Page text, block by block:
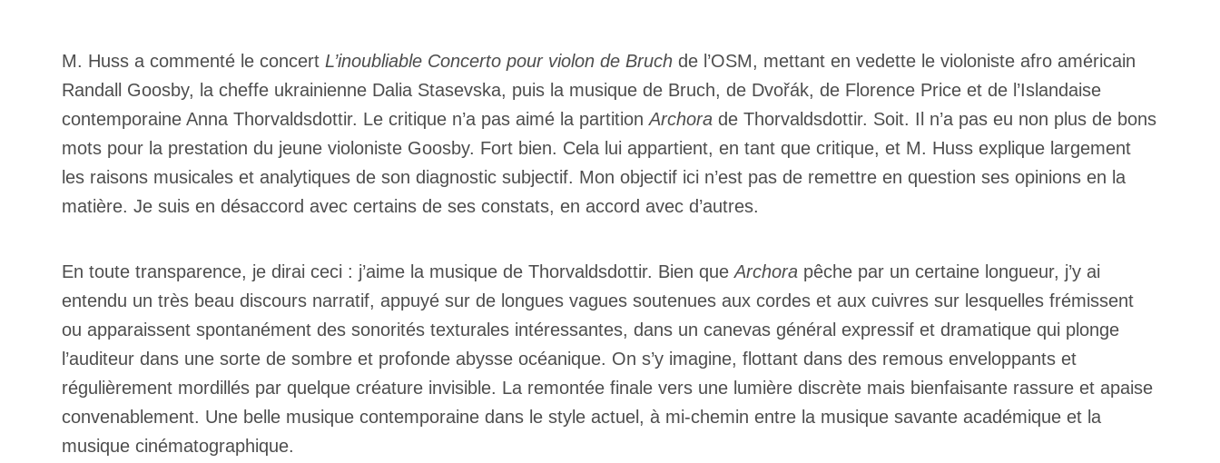
M. Huss a commenté le concert L’inoubliable Concerto pour violon de Bruch de l’OSM, mettant en vedette le violoniste afro américain
Randall Goosby, la cheffe ukrainienne Dalia Stasevska, puis la musique de Bruch, de Dvořák, de Florence Price et de l’Islandaise
contemporaine Anna Thorvaldsdottir. Le critique n’a pas aimé la partition Archora de Thorvaldsdottir. Soit. Il n’a pas eu non plus de bons
mots pour la prestation du jeune violoniste Goosby. Fort bien. Cela lui appartient, en tant que critique, et M. Huss explique largement
les raisons musicales et analytiques de son diagnostic subjectif. Mon objectif ici n’est pas de remettre en question ses opinions en la
matière. Je suis en désaccord avec certains de ses constats, en accord avec d’autres.
En toute transparence, je dirai ceci : j’aime la musique de Thorvaldsdottir. Bien que Archora pêche par un certaine longueur, j’y ai
entendu un très beau discours narratif, appuyé sur de longues vagues soutenues aux cordes et aux cuivres sur lesquelles frémissent
ou apparaissent spontanément des sonorités texturales intéressantes, dans un canevas général expressif et dramatique qui plonge
l’auditeur dans une sorte de sombre et profonde abysse océanique. On s’y imagine, flottant dans des remous enveloppants et
régulièrement mordillés par quelque créature invisible. La remontée finale vers une lumière discrète mais bienfaisante rassure et apaise
convenablement. Une belle musique contemporaine dans le style actuel, à mi-chemin entre la musique savante académique et la
musique cinématographique.